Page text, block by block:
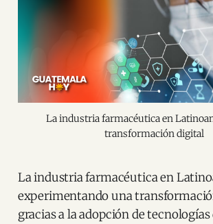
La industria farmacéutica en
transformación digital
La industria farmacéutica en
experimentando una
gracias a la adopción de